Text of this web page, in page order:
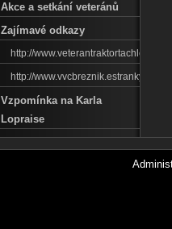
Akce a setkání veteránů
Zajímavé odkazy
http://
http://www.vvcbreznik.estranky.cz/
Vzpomínka na Karla
Lopraise